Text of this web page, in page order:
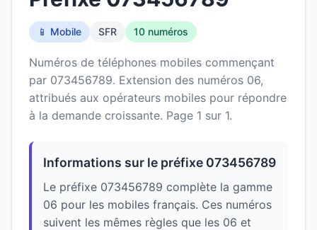
📱 Mobile SFR 10 numéros
Numéros de téléphones mobiles commençant
par 073456789. Extension des numéros 06,
attribués aux opérateurs mobiles pour répondre
à la demande croissante. Page 1 sur 1.
Informations sur le préfixe 073456789
Le préfixe 073456789 complète la gamme
06 pour les mobiles français. Ces numéros
suivent les mêmes règles que les 06 et